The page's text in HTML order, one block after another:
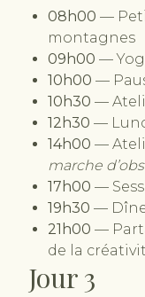
08h00 —
montagnes
09h00 —
10h00 —
10h30 —
12h30 —
14h00 —
marche
17h00 —
19h30 —
21h00 —
de la
Jour 3